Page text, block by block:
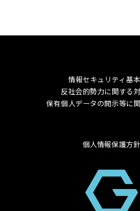
情報セキュリティ基
反社会的勢力に関する
保有個人データの開示等に
個人情報保護方針